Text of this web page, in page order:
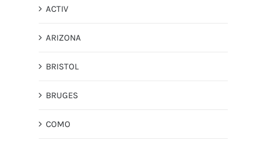
ACTIV
ARIZONA
BRISTOL
BRUGES
COMO